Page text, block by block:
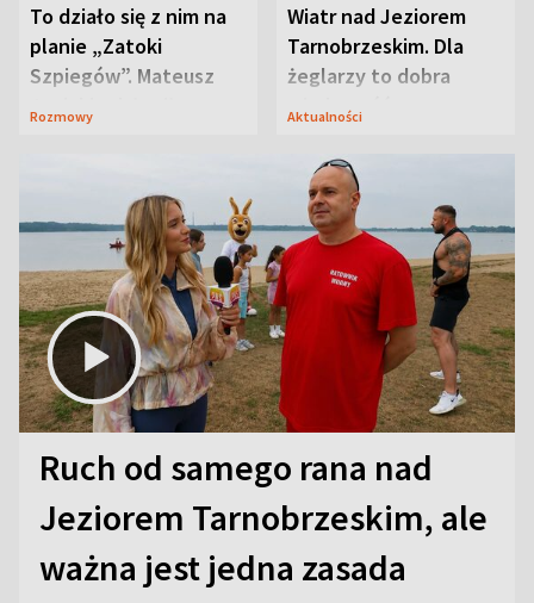
To działo się z nim na
planie „Zatoki
Szpiegów”. Mateusz
Janicki odsłonił
Rozmowy
Wiatr nad Jeziorem
Tarnobrzeskim. Dla
żeglarzy to dobra
wiadomość
Aktualności
Ruch od samego rana nad
Jeziorem Tarnobrzeskim, ale
ważna jest jedna zasada